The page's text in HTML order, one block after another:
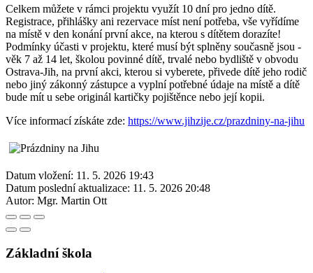
Celkem můžete v rámci projektu využít 10 dní pro jedno dítě.
Registrace, přihlášky ani rezervace míst není potřeba, vše vyřídíme
na místě v den konání první akce, na kterou s dítětem dorazíte!
Podmínky účasti v projektu, které musí být splněny současně jsou -
věk 7 až 14 let, školou povinné dítě, trvalé nebo bydliště v obvodu
Ostrava-Jih, na první akci, kterou si vyberete, přivede dítě jeho rodič
nebo jiný zákonný zástupce a vyplní potřebné údaje na místě a dítě
bude mít u sebe originál kartičky pojištěnce nebo její kopii.
Více informací získáte zde: https://www.jihzije.cz/prazdniny-na-jihu
Datum vložení: 11. 5. 2026 19:43
Datum poslední aktualizace: 11. 5. 2026 20:48
Autor: Mgr. Martin Ott
Základní škola